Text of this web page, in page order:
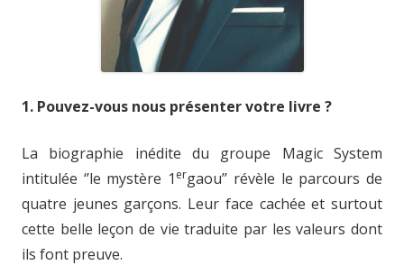
1. Pouvez-vous nous présenter votre livre ?
La biographie inédite du groupe Magic System
intitulée ‘’le mystère 1 ergaou’’ révèle le parcours de
quatre jeunes garçons. Leur face cachée et surtout
cette belle leçon de vie traduite par les valeurs dont
ils font preuve.